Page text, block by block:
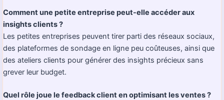
Comment une petite entreprise peut-elle accéder aux
insights clients ?
Les petites entreprises peuvent tirer parti des réseaux sociaux,
des plateformes de sondage en ligne peu coûteuses, ainsi que
des ateliers clients pour générer des insights précieux sans
grever leur budget.
Quel rôle joue le feedback client en optimisant les ventes ?